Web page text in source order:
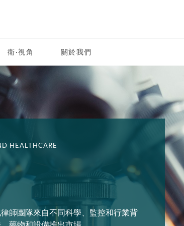
衛·視角 關於我們
HEALTHCARE
師團隊來自不同科學、監控和行業背